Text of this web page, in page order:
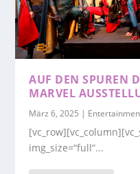
AUF DEN SPUREN
MARVEL
März 6, 2025 |
img_size=“full“...